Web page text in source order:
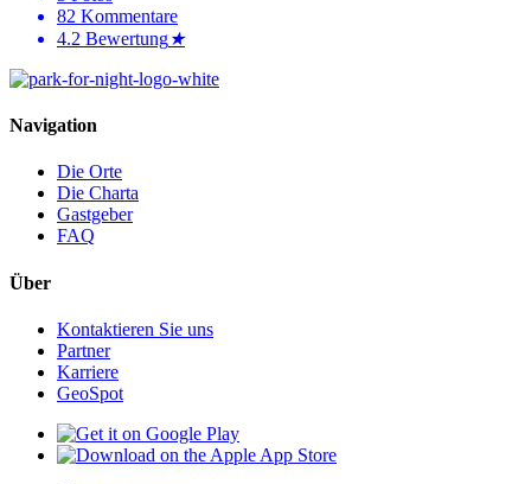
82 Kommentare
4.2 Bewertung★
Navigation
Die Orte
Die Charta
Gastgeber
FAQ
Über
Kontaktieren Sie uns
Partner
Karriere
GeoSpot